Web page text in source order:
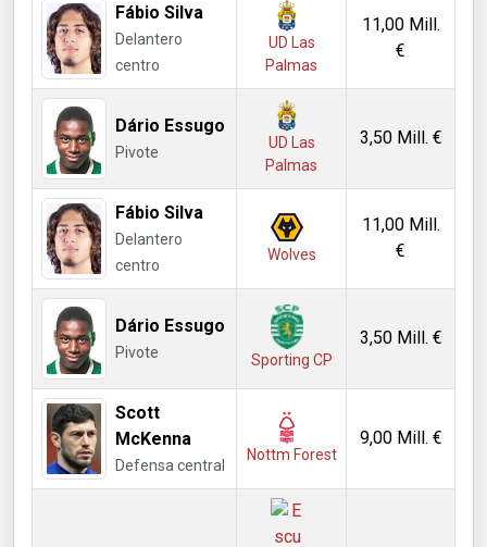
Fábio Silva
Delantero
centro
UD Las
Palmas
11,00 Mill.
€
Dário Essugo
Pivote
UD Las
Palmas
3,50 Mill. €
Fábio Silva
Delantero
centro
Wolves
11,00 Mill.
€
Dário Essugo
Pivote Sporting CP
3,50 Mill. €
Scott
McKenna
Defensa central
Nottm Forest
9,00 Mill. €